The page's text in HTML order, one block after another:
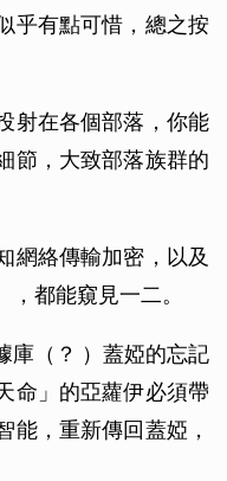
乎有點可惜，總之按
射在各個部落，你能
節，大致部落族群的
網絡傳輸加密，以及
都能窺見一二。
庫（？ ）蓋婭的忘記
命」的亞蘿伊必須帶
能，重新傳回蓋婭，